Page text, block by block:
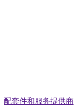
配套件和服务提供商